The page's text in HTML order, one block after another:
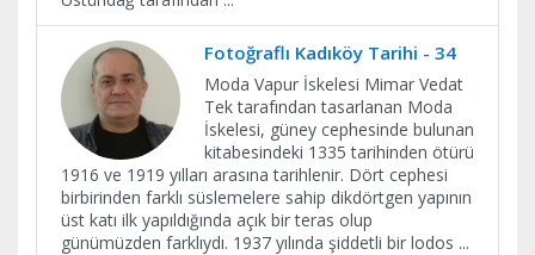
Fotoğraflı Kadıköy Tarihi - 34
Moda Vapur İskelesi Mimar Vedat
Tek tarafından tasarlanan Moda
İskelesi, güney cephesinde bulunan
kitabesindeki 1335 tarihinden ötürü
1916 ve 1919 yılları arasına tarihlenir. Dört cephesi
birbirinden farklı süslemelere sahip dikdörtgen yapının
üst katı ilk yapıldığında açık bir teras olup
günümüzden farklıydı. 1937 yılında şiddetli bir lodos ...